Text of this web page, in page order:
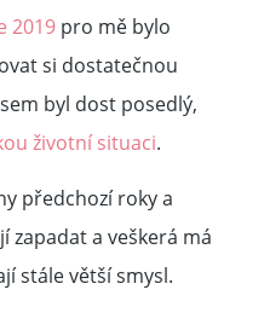
2019 pro mě bylo
si dostatečnou
byl dost posedlý,
životní situaci.
předchozí roky a
zapadat a veškerá má
stále větší smysl.